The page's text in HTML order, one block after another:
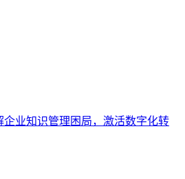
业知识管理困局，激活数字化转